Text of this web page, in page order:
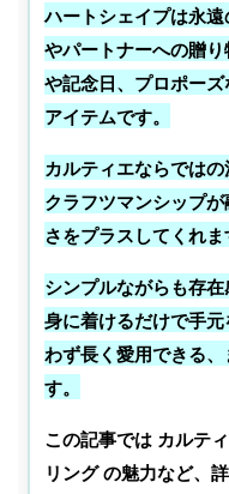
ハートシェイプは永
やパートナーへの贈
や記念日、プロポー
アイテムです。
カルティエならでは
クラフツマンシップ
さをプラスしてくれま
シンプルながらも存
身に着けるだけで手
わず長く愛用できる
す。
この記事では カルテ
リング の魅力など、